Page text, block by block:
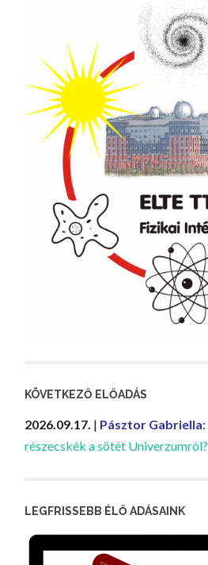
KÖVETKEZŐ ELŐADÁS
2026.09.17. | Pásztor Gabriella:
részecskék a sötét Univerzumról?
LEGFRISSEBB ÉLŐ ADÁSAINK